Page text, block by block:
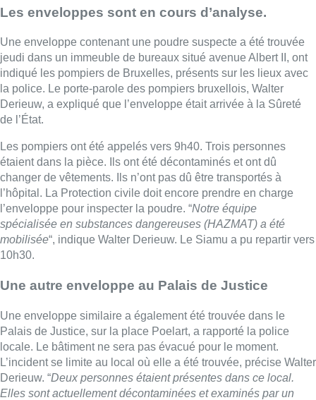
Les enveloppes sont en cours d’analyse.
Une enveloppe contenant une poudre suspecte a été trouvée
jeudi dans un immeuble de bureaux situé avenue Albert II, ont
indiqué les pompiers de Bruxelles, présents sur les lieux avec
la police. Le porte-parole des pompiers bruxellois, Walter
Derieuw, a expliqué que l’enveloppe était arrivée à la Sûreté
de l’État.
Les pompiers ont été appelés vers 9h40. Trois personnes
étaient dans la pièce. Ils ont été décontaminés et ont dû
changer de vêtements. Ils n’ont pas dû être transportés à
l’hôpital. La Protection civile doit encore prendre en charge
l’enveloppe pour inspecter la poudre. “Notre équipe
spécialisée en substances dangereuses (HAZMAT) a été
mobilisée“, indique Walter Derieuw. Le Siamu a pu repartir vers
10h30.
Une autre enveloppe au Palais de Justice
Une enveloppe similaire a également été trouvée dans le
Palais de Justice, sur la place Poelart, a rapporté la police
locale. Le bâtiment ne sera pas évacué pour le moment.
L’incident se limite au local où elle a été trouvée, précise Walter
Derieuw. “Deux personnes étaient présentes dans ce local.
Elles sont actuellement décontaminées et examinés par un